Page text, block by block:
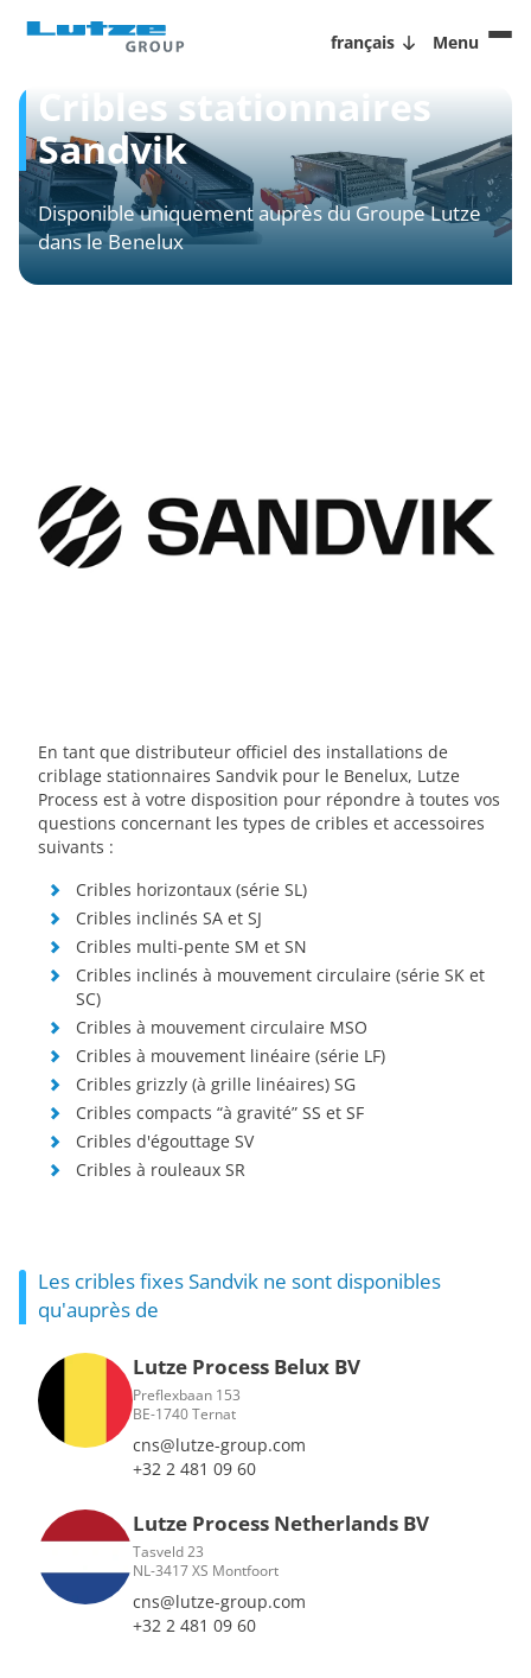
français Menu
Cribles stationnaires
Sandvik
Disponible uniquement auprès du Groupe Lutze
dans le Benelux
En tant que distributeur officiel des installations de
criblage stationnaires Sandvik pour le Benelux, Lutze
Process est à votre disposition pour répondre à toutes vos
questions concernant les types de cribles et accessoires
suivants :
Cribles horizontaux (série SL)
Cribles inclinés SA et SJ
Cribles multi-pente SM et SN
Cribles inclinés à mouvement circulaire (série SK et
SC)
Cribles à mouvement circulaire MSO
Cribles à mouvement linéaire (série LF)
Cribles grizzly (à grille linéaires) SG
Cribles compacts “à gravité” SS et SF
Cribles d'égouttage SV
Cribles à rouleaux SR
Les cribles fixes Sandvik ne sont disponibles
qu'auprès de
Lutze Process Belux BV
Preflexbaan 153
BE-1740 Ternat
cns@lutze-group.com
+32 2 481 09 60
Lutze Process Netherlands BV
Tasveld 23
NL-3417 XS Montfoort
cns@lutze-group.com
+32 2 481 09 60